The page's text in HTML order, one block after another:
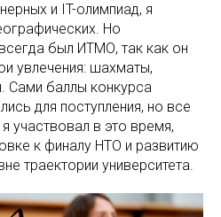
и IT-олимпиад, я
Но
был ИТМО, так как он
увлечения: шахматы,
Сами баллы конкурса
для поступления, но все
участвовал в это время,
к финалу НТО и развитию
траектории университета.